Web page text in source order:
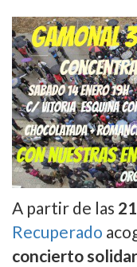
A partir de las
Recuperado
concierto